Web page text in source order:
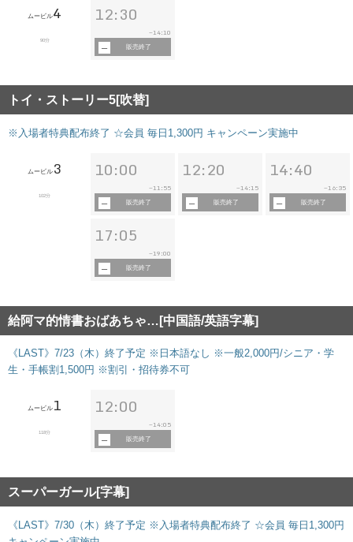
ムービル4
90分
12:30
~14:10
販売終了
トイ・ストーリー5[吹替]
※入場者特典配布終了 ☆会員 毎日1,300円 キャンペーン実施中
ムービル 3
102分
10:00
~ 11:55
販売終了
12:20
~ 14:15
販売終了
14:40
~ 16:35
販売終了
17:05
~ 19:00
販売終了
給阿マ的情書おばあちゃ…[中国語/英語字幕]
《LAST》7/23（木）終了予定 ※日本語なし ※一般2,000円/シニア・学
生・手帳割1,500円 ※割引・招待券不可
ムービル 1
118分
12:00
~14:05
販売終了
スーパーガール[字幕]
《LAST》7/30（木）終了予定 ※入場者特典配布終了 ☆会員 毎日1,300円